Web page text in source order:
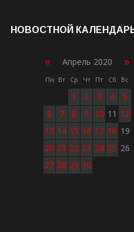
НОВОСТНОЙ
« Апрель 2020 »
Пн Вт Ср Чт Пт Сб Вс
1 2 3 4
5
6
7 8 9 10 11 12
13 14 15 16 17 18 19
20 21 22 23 24 25 26
27 28 29 30